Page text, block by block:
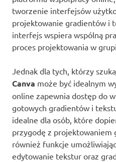
tworzenie interfejsów
projektowanie gradientów i
interfejs wspiera wspólną
proces projektowania w
Jednak dla tych, którzy
Canva może być idealnym
online zapewnia dostęp do
gotowych gradientów i
idealne dla osób, które
przygodę z projektowaniem
również funkcje
edytowanie tekstur oraz